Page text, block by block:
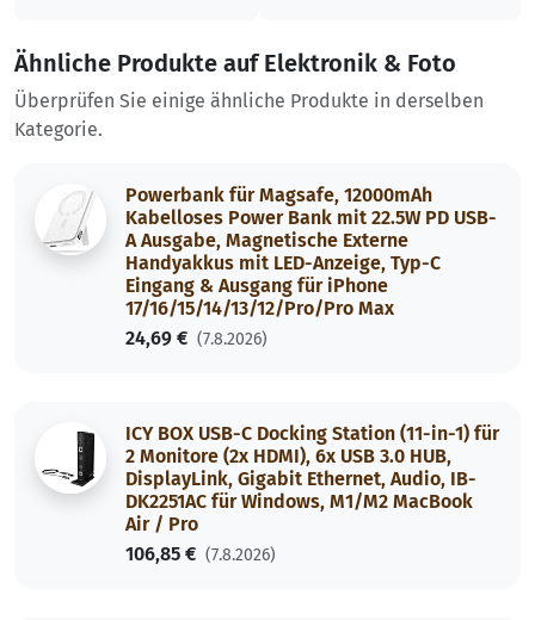
Ähnliche Produkte auf Elektronik & Foto
Überprüfen Sie einige ähnliche Produkte in derselben
Kategorie.
Powerbank für Magsafe, 12000mAh
Kabelloses Power Bank mit 22.5W PD USB-
A Ausgabe, Magnetische Externe
Handyakkus mit LED-Anzeige, Typ-C
Eingang & Ausgang für iPhone
17/16/15/14/13/12/Pro/Pro Max
24,69 € (7.8.2026)
ICY BOX USB-C Docking Station (11-in-1) für
2 Monitore (2x HDMI), 6x USB 3.0 HUB,
DisplayLink, Gigabit Ethernet, Audio, IB-
DK2251AC für Windows, M1/M2 MacBook
Air / Pro
106,85 € (7.8.2026)